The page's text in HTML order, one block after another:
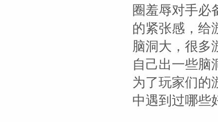
圈羞辱对手必
的紧张感，给
脑洞大，很多
自己出一些脑
为了玩家们的
中遇到过哪些